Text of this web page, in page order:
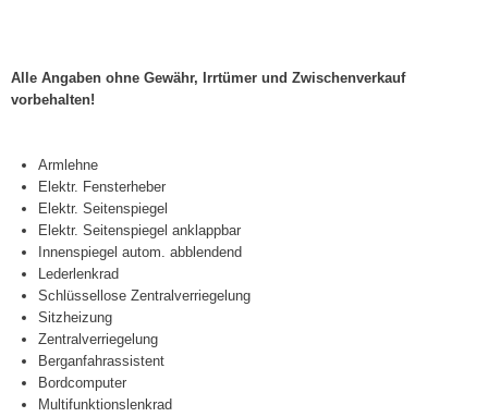
Alle Angaben ohne Gewähr, Irrtümer und Zwischenverkauf
vorbehalten!
Armlehne
Elektr. Fensterheber
Elektr. Seitenspiegel
Elektr. Seitenspiegel anklappbar
Innenspiegel autom. abblendend
Lederlenkrad
Schlüssellose Zentralverriegelung
Sitzheizung
Zentralverriegelung
Berganfahrassistent
Bordcomputer
Multifunktionslenkrad